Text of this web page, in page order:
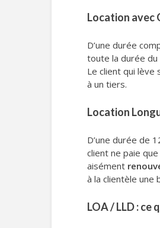
Location avec
D’une durée
toute la durée
Le client qui lève
à un tiers.
Location
D’une durée de
client ne paie
aisément
à la clientèle une
LOA / LLD : ce